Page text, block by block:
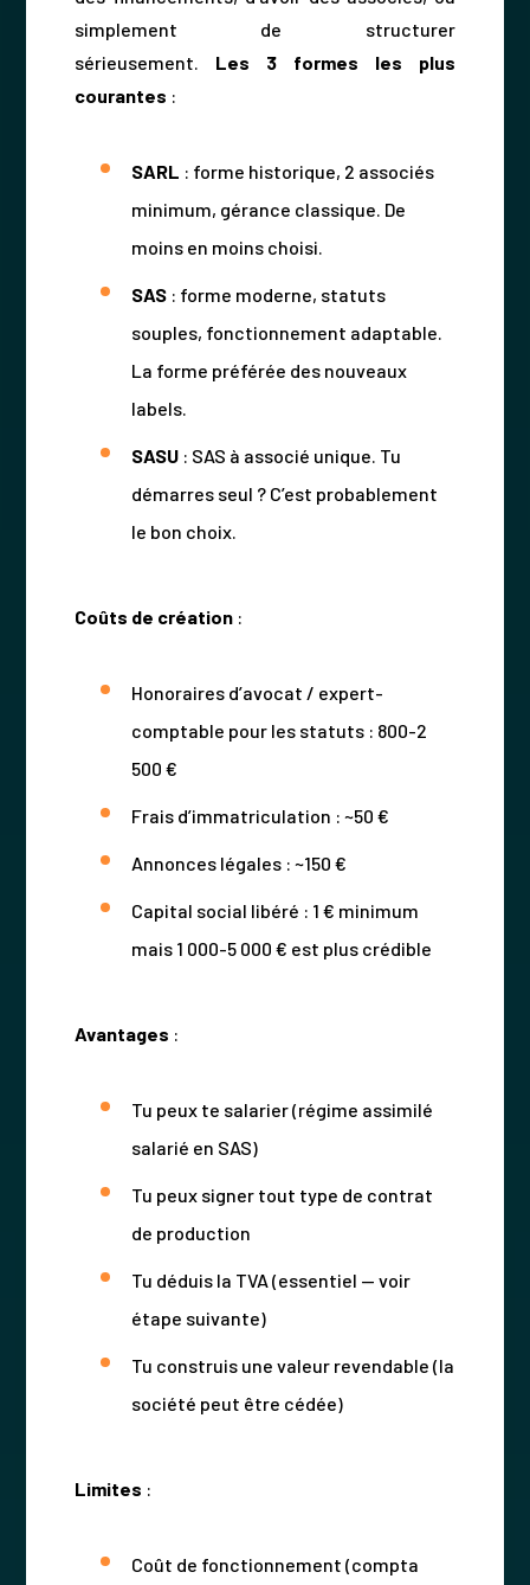
simplement de structurer
sérieusement. Les 3 formes les plus
courantes :
SARL : forme historique, 2 associés
minimum, gérance classique. De
moins en moins choisi.
SAS : forme moderne, statuts
souples, fonctionnement adaptable.
La forme préférée des nouveaux
labels.
SASU : SAS à associé unique. Tu
démarres seul ? C’est probablement
le bon choix.
Coûts de création:
Honoraires d’avocat / expert-
comptable pour les statuts : 800-2
500 €
Frais d’immatriculation : ~50 €
Annonces légales : ~150 €
Capital social libéré : 1 € minimum
mais 1 000-5 000 € est plus crédible
Avantages :
Tu peux te salarier (régime assimilé
salarié en SAS)
Tu peux signer tout type de contrat
de production
Tu déduis la TVA (essentiel — voir
étape suivante)
Tu construis une valeur revendable (la
société peut être cédée)
Limites :
Coût de fonctionnement (compta